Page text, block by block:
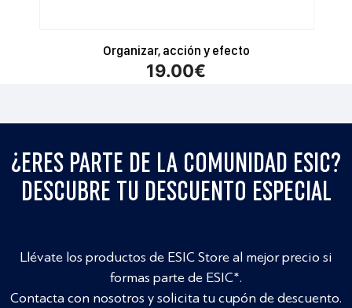
Organizar, acción y efecto
19.00€
¿ERES PARTE DE LA COMUNIDAD ESIC?
DESCUBRE TU DESCUENTO ESPECIAL
Llévate los productos de ESIC Store al mejor precio si
formas parte de ESIC*.
Contacta con nosotros y solicita tu cupón de descuento.